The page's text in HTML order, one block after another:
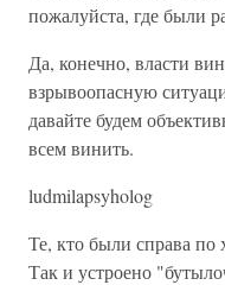
пожалуйста, где были
Да, конечно, власти
взрывоопасную
давайте будем
всем винить.
ludmilapsyholog
Те, кто были справа по
Так и устроено